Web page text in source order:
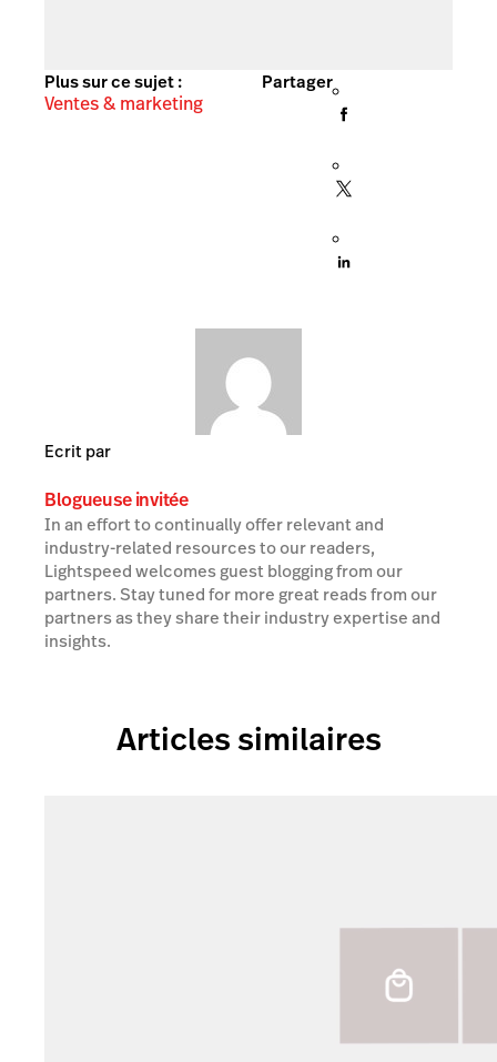
Plus sur ce sujet :
Ventes & marketing
Partager
Ecrit par
Blogueuse invitée
In an effort to continually offer relevant and
industry-related resources to our readers,
Lightspeed welcomes guest blogging from our
partners. Stay tuned for more great reads from our
partners as they share their industry expertise and
insights.
Articles similaires